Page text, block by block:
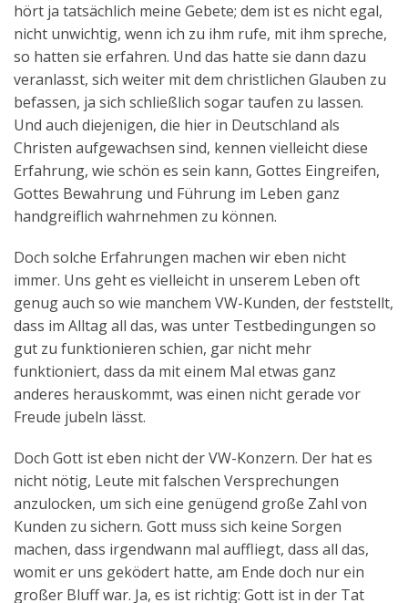
hört ja tatsächlich meine Gebete; dem ist es nicht egal,
nicht unwichtig, wenn ich zu ihm rufe, mit ihm spreche,
so hatten sie erfahren. Und das hatte sie dann dazu
veranlasst, sich weiter mit dem christlichen Glauben zu
befassen, ja sich schließlich sogar taufen zu lassen.
Und auch diejenigen, die hier in Deutschland als
Christen aufgewachsen sind, kennen vielleicht diese
Erfahrung, wie schön es sein kann, Gottes Eingreifen,
Gottes Bewahrung und Führung im Leben ganz
handgreiflich wahrnehmen zu können.
Doch solche Erfahrungen machen wir eben nicht
immer. Uns geht es vielleicht in unserem Leben oft
genug auch so wie manchem VW-Kunden, der feststellt,
dass im Alltag all das, was unter Testbedingungen so
gut zu funktionieren schien, gar nicht mehr
funktioniert, dass da mit einem Mal etwas ganz
anderes herauskommt, was einen nicht gerade vor
Freude jubeln lässt.
Doch Gott ist eben nicht der VW-Konzern. Der hat es
nicht nötig, Leute mit falschen Versprechungen
anzulocken, um sich eine genügend große Zahl von
Kunden zu sichern. Gott muss sich keine Sorgen
machen, dass irgendwann mal auffliegt, dass all das,
womit er uns geködert hatte, am Ende doch nur ein
großer Bluff war. Ja, es ist richtig: Gott ist in der Tat